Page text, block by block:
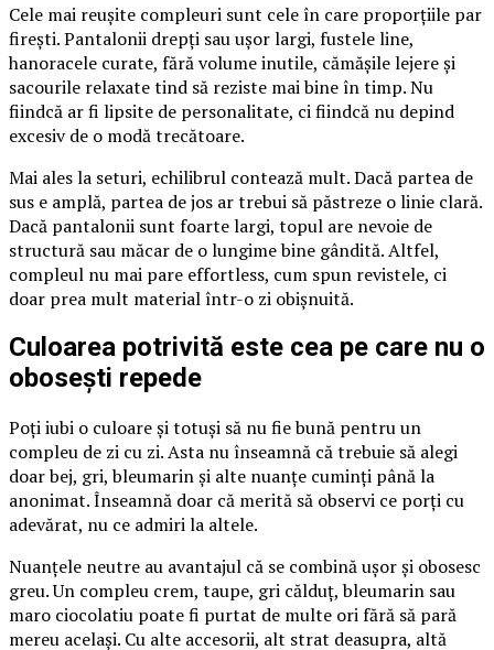
Cele mai reușite compleuri sunt cele în care proporțiile par
firești. Pantalonii drepți sau ușor largi, fustele line,
hanoracele curate, fără volume inutile, cămășile lejere și
sacourile relaxate tind să reziste mai bine în timp. Nu
fiindcă ar fi lipsite de personalitate, ci fiindcă nu depind
excesiv de o modă trecătoare.
Mai ales la seturi, echilibrul contează mult. Dacă partea de
sus e amplă, partea de jos ar trebui să păstreze o linie clară.
Dacă pantalonii sunt foarte largi, topul are nevoie de
structură sau măcar de o lungime bine gândită. Altfel,
compleul nu mai pare effortless, cum spun revistele, ci
doar prea mult material într-o zi obișnuită.
Culoarea potrivită este cea pe care nu o
obosești repede
Poți iubi o culoare și totuși să nu fie bună pentru un
compleu de zi cu zi. Asta nu înseamnă că trebuie să alegi
doar bej, gri, bleumarin și alte nuanțe cuminți până la
anonimat. Înseamnă doar că merită să observi ce porți cu
adevărat, nu ce admiri la altele.
Nuanțele neutre au avantajul că se combină ușor și obosesc
greu. Un compleu crem, taupe, gri călduț, bleumarin sau
maro ciocolatiu poate fi purtat de multe ori fără să pară
mereu același. Cu alte accesorii, alt strat deasupra, altă